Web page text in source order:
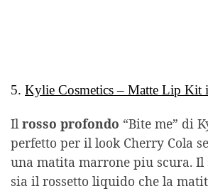
5. Kylie Cosmetics – Matte Lip Kit
Ilrosso profondo “Bite me” di
perfetto per il look Cherry Cola
una matita marrone piu scura. Il
sia il rossetto liquido che la